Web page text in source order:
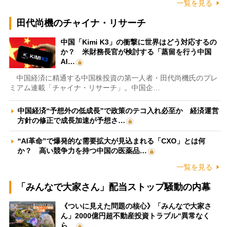
一覧を見る
田代尚機のチャイナ・リサーチ
中国「Kimi K3」の衝撃に世界はどう対応するの
か？ 米財務長官が検討する「蒸留を行う中国
AI…
中国経済に精通する中国株投資の第一人者・田代尚機氏のプレ
ミアム連載「チャイナ・リサーチ」。中国企…
中国経済“予想外の低成長”で政策のテコ入れ必至か 経済運営
方針の修正で成長加速が予想さ…
“AI革命”で爆発的な需要拡大が見込まれる「CXO」とは何
か？ 高い競争力を持つ中国の医薬品…
一覧を見る
「みんなで大家さん」配当ストップ騒動の内幕
《ついに見えた問題の核心》「みんなで大家さ
ん」2000億円超不動産投資トラブル“異常なく